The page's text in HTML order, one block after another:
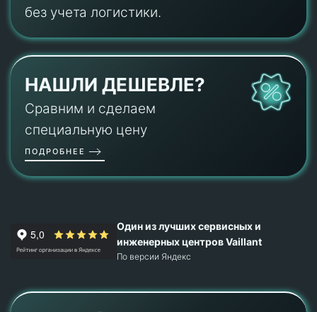
без учета логистики.
НАШЛИ ДЕШЕВЛЕ?
Сравним и сделаем
специальную цену
ПОДРОБНЕЕ
Один из лучших сервисных и
инженерных центров Vaillant
По версии Яндекс